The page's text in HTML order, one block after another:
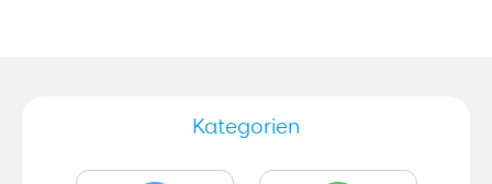
Kategorien